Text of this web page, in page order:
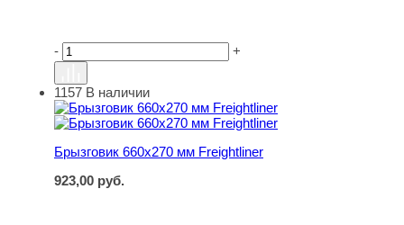
- +
Брызговик 660х270 мм Freightliner
1157 В наличии
Брызговик 660х270 мм Freightliner
923,00 руб.